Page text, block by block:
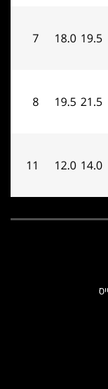
18.0
7
19.5
8
12.0
11